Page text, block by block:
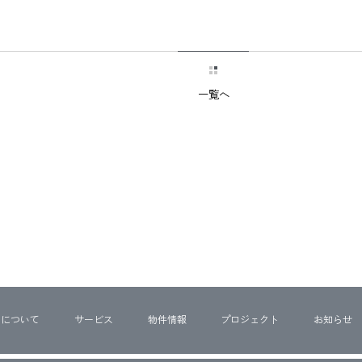
一覧へ
ついて サービス 物件情報 プロジェクト お知らせ